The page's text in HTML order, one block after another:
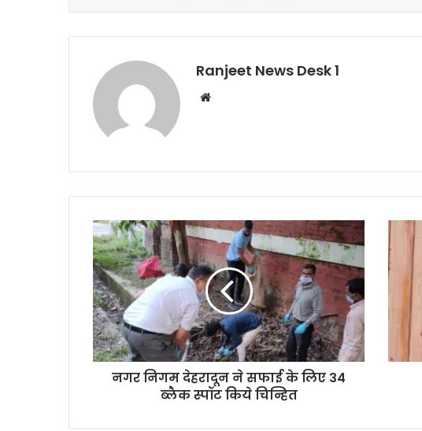
Ranjeet News Desk 1
नगर निगम देहरादून ने सफाई के लिए 34
ब्लैक स्पॉट किये चिन्हित